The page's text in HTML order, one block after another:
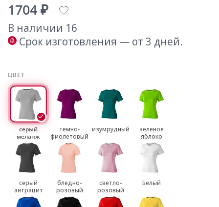
1704 ₽
В наличии 16
Срок изготовления — от 3 дней.
ЦВЕТ
серый
меланж
темно-
фиолетовый
изумрудный
зеленое
яблоко
серый
антрацит
бледно-
розовый
светло-
розовый
Белый